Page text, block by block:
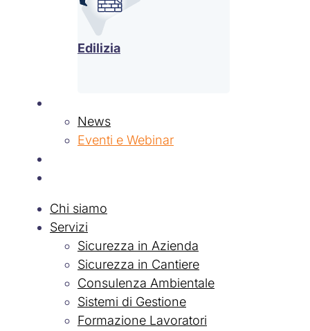
Edilizia
News
Eventi e Webinar
Chi siamo
Servizi
Sicurezza in Azienda
Sicurezza in Cantiere
Consulenza Ambientale
Sistemi di Gestione
Formazione Lavoratori